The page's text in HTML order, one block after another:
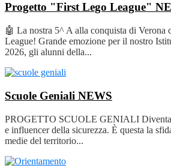
Progetto "First Lego League"
🤖 La nostra 5^ A alla conquista di Verona
League! Grande emozione per il nostro
2026, gli alunni della...
Scuole Geniali NEWS
PROGETTO SCUOLE GENIALI
e influencer della sicurezza. È questa la
medie del territorio...